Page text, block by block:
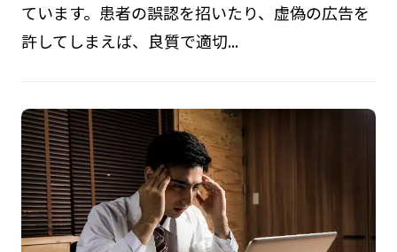
ています。患者の誤認を招いたり、虚偽の広告を
許してしまえば、良質で適切...